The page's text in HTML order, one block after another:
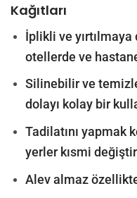
Kağıtları
İplikli ve yırtılmaya
otellerde ve
Silinebilir ve
dolayı kolay bir
Tadilatını yapmak
yerler kısmi
Alev almaz